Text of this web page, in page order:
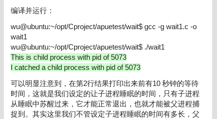
编译并运行：
wu@ubuntu:~/opt/Cproject/apuetest/wait$ gcc -g wait1.c -o
wait1
wu@ubuntu:~/opt/Cproject/apuetest/wait$ ./wait1
This is child process with pid of 5073
I catched a child process with pid of 5073
可以明显注意到，在第2行结果打印出来前有10 秒钟的等待
时间，这就是我们设定的让子进程睡眠的时间，只有子进程
从睡眠中苏醒过来，它才能正常退出，也就才能被父进程捕
捉到。其实这里我们不管设定子进程睡眠的时间有多长，父